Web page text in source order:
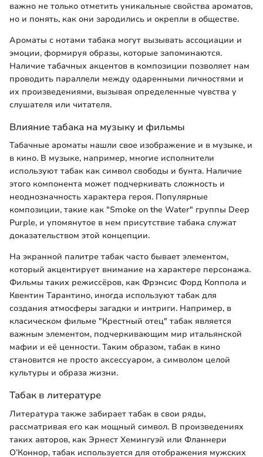
важно не только отметить уникальные свойства ароматов,
но и понять, как они зародились и окрепли в обществе.
Ароматы с нотами табака могут вызывать ассоциации и
эмоции, формируя образы, которые запоминаются.
Наличие табачных акцентов в композиции позволяет нам
проводить параллели между одаренными личностями и
их произведениями, вызывая определенные чувства у
слушателя или читателя.
Влияние табака на музыку и фильмы
Табачные ароматы нашли свое изображение и в музыке, и
в кино. В музыке, например, многие исполнители
используют табак как символ свободы и бунта. Наличие
этого компонента может подчеркивать сложность и
неоднозначность характера героя. Популярные
композиции, такие как "Smoke on the Water" группы Deep
Purple, и упомянутое в нем присутствие табака служат
доказательством этой концепции.
На экранной палитре табак часто бывает элементом,
который акцентирует внимание на характере персонажа.
Фильмы таких режиссёров, как Фрэнсис Форд Коппола и
Квентин Тарантино, иногда используют табак для
создания атмосферы загадки и интриги. Например, в
класическом фильме "Крестный отец" табак является
важным элементом, подчеркивающим мир итальянской
мафии и её ценности. Таким образом, табак в кино
становится не просто аксессуаром, а символом целой
культуры и образа жизни.
Табак в литературе
Литература также забирает табак в свои ряды,
рассматривая его как мощный символ. В произведениях
таких авторов, как Эрнест Хемингуэй или Фланнери
О’Коннор, табак используется для отображения мужских